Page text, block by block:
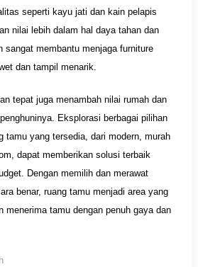
seperti kayu jati dan kain pelapis
nilai lebih dalam hal daya tahan dan
sangat membantu menjaga furniture
dan tampil menarik.
tepat juga menambah nilai rumah dan
Eksplorasi berbagai pilihan
tamu yang tersedia, dari modern, murah
dapat memberikan solusi terbaik
Dengan memilih dan merawat
benar, ruang tamu menjadi area yang
menerima tamu dengan penuh gaya dan